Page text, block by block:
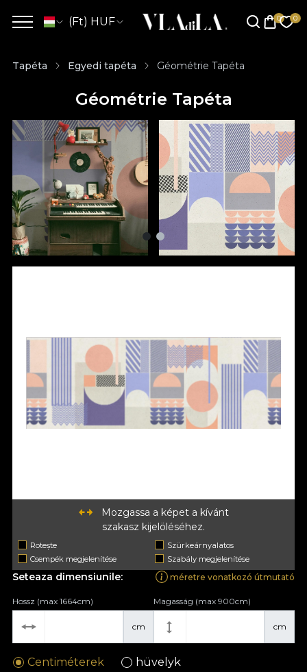
(Ft) HUF
Tapéta Egyedi tapéta Géométrie Tapéta
Géométrie Tapéta
Mozgassa a képet a kívánt
szakasz kijelöléséhez.
Rotește
Szürkeárnyalatos
Csempék megjelenítése
Szabály megjelenítése
Seteaza dimensiunile: méretre vonatkozó útmutató
cm
Hossz (max 1664cm)
cm
Magasság (max 900cm)
Centiméterek hüvelyk